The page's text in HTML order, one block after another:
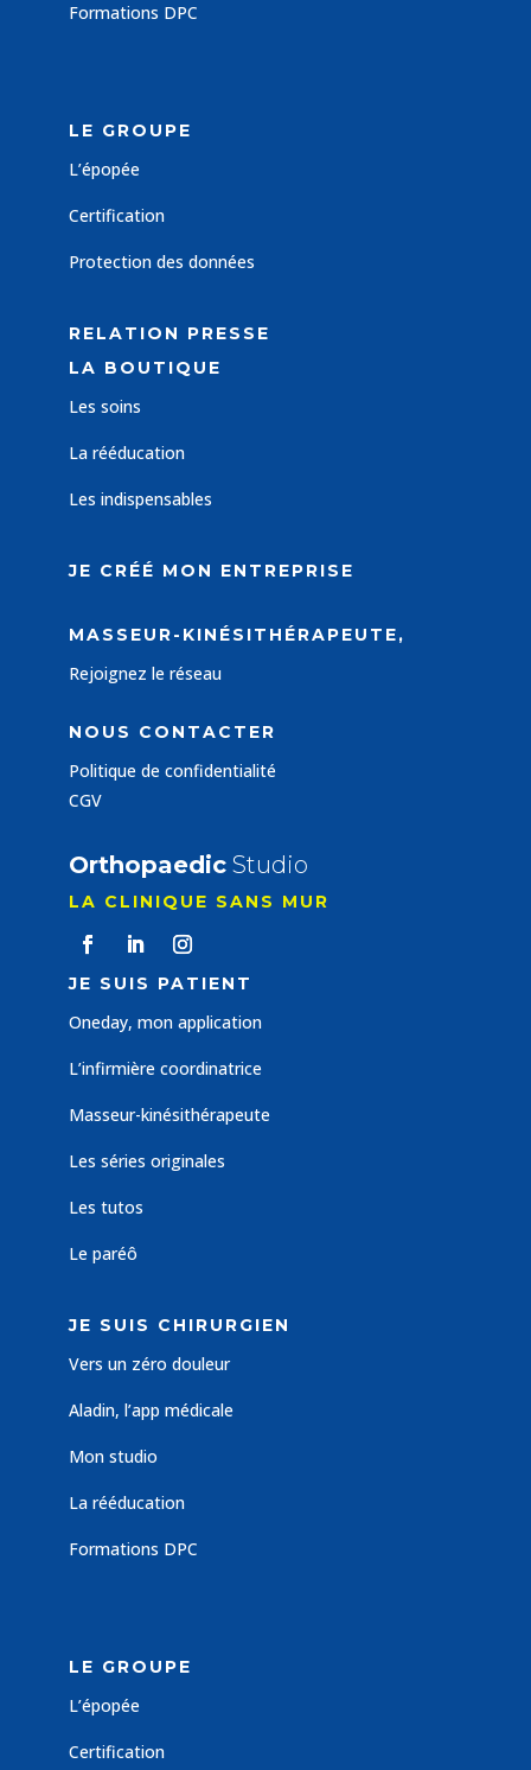
Formations DPC
LE GROUPE
L’épopée
Certification
Protection des données
RELATION PRESSE
LA BOUTIQUE
Les soins
La rééducation
Les indispensables
JE CRÉÉ MON ENTREPRISE
MASSEUR-KINÉSITHÉRAPEUTE,
Rejoignez le réseau
NOUS CONTACTER
Politique de confidentialité
CGV
Orthopaedic Studio
LA CLINIQUE SANS MUR
JE SUIS PATIENT
Oneday, mon application
L’infirmière coordinatrice
Masseur-kinésithérapeute
Les séries originales
Les tutos
Le paréô
JE SUIS CHIRURGIEN
Vers un zéro douleur
Aladin, l’app médicale
Mon studio
La rééducation
Formations DPC
LE GROUPE
L’épopée
Certification